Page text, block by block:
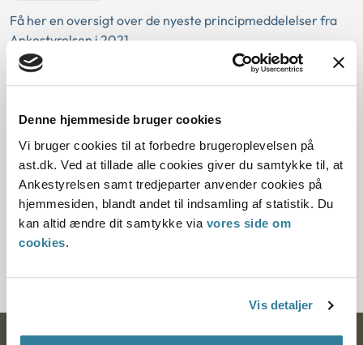
Denne hjemmeside bruger cookies
Vi bruger cookies til at forbedre brugeroplevelsen på
ast.dk. Ved at tillade alle cookies giver du samtykke til, at
Ankestyrelsen samt tredjeparter anvender cookies på
hjemmesiden, blandt andet til indsamling af statistik. Du
kan altid ændre dit samtykke via vores side om
cookies.
Vis detaljer
Få her en oversigt over de nyeste principmeddelelser fra
Ankestyrelsen i 2021.
Ny vejledning til kommunale
afgørelse?
02-06-2021
En ny vejledning om afgørelsesbegrebet skal hjælpe
kommunale sagsbehandlere i sagsbehandlingen. Samtidig
kan vejledningen bruges som rettesnor for, hvornår en
borger kan klage over en kommunes afgørelse til